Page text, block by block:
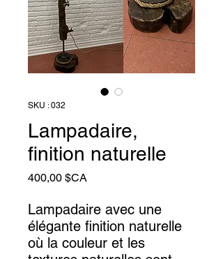
SKU : 032
Lampadaire,
finition naturelle
400,00 $CA
Lampadaire avec une
élégante finition naturelle
où la couleur et les